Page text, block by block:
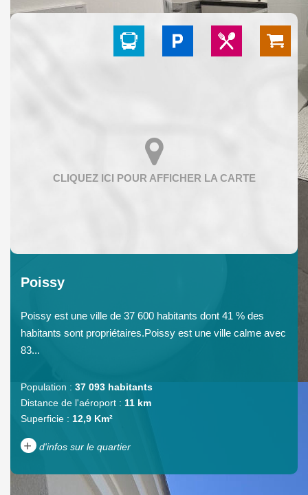
Poissy
Poissy est une ville de 37 600 habitants dont 41 % des
habitants sont propriétaires.Poissy est une ville calme avec
83...
Population : 37 093 habitants
Distance de l'aéroport : 11 km
Superficie : 12,9 Km²
+ d'infos sur le quartier